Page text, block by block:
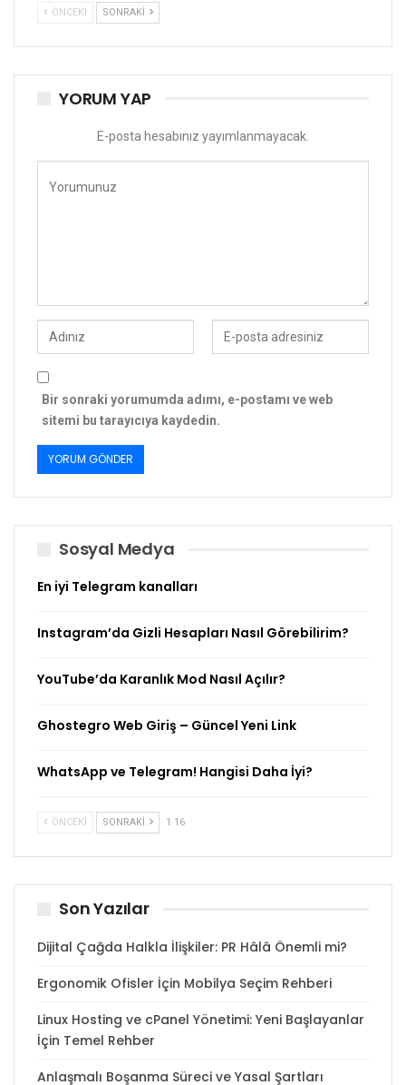
ÖNCEKI SONRAKI
YORUM YAP
E-posta hesabınız yayımlanmayacak.
Bir sonraki yorumumda adımı, e-postamı ve web
sitemi bu tarayıcıya kaydedin.
Sosyal Medya
En iyi Telegram kanalları
Instagram’da Gizli Hesapları Nasıl Görebilirim?
YouTube’da Karanlık Mod Nasıl Açılır?
Ghostegro Web Giriş – Güncel Yeni Link
WhatsApp ve Telegram! Hangisi Daha İyi?
ÖNCEKI SONRAKI 1 16
Son Yazılar
Dijital Çağda Halkla İlişkiler: PR Hâlâ Önemli mi?
Ergonomik Ofisler İçin Mobilya Seçim Rehberi
Linux Hosting ve cPanel Yönetimi: Yeni Başlayanlar
İçin Temel Rehber
Anlaşmalı Boşanma Süreci ve Yasal Şartları